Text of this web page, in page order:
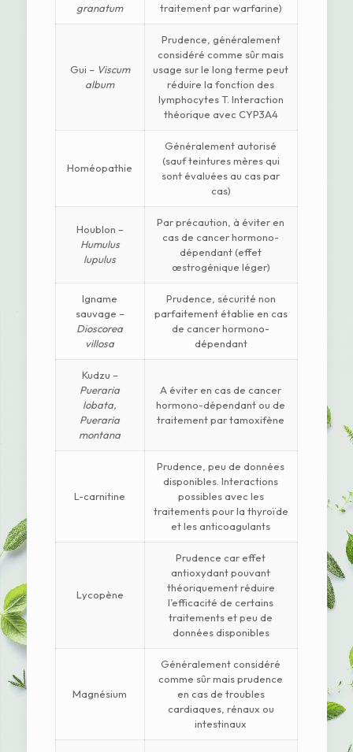
granatum
traitement par warfarine)
Gui – Viscum
album
Prudence, généralement
considéré comme sûr mais
usage sur le long terme peut
réduire la fonction des
lymphocytes T. Interaction
théorique avec CYP3A4
Homéopathie
Généralement autorisé
(sauf teintures mères qui
sont évaluées au cas par
cas)
Houblon –
Humulus
lupulus
Par précaution, à éviter en
cas de cancer hormono-
dépendant (effet
œstrogénique léger)
Igname
sauvage –
Dioscorea
villosa
Prudence, sécurité non
parfaitement établie en cas
de cancer hormono-
dépendant
Kudzu –
Pueraria
lobata,
Pueraria
montana
A éviter en cas de cancer
hormono-dépendant ou de
traitement par tamoxifène
L-carnitine
Prudence, peu de données
disponibles. Interactions
possibles avec les
traitements pour la thyroïde
et les anticoagulants
Lycopène
Prudence car effet
antioxydant pouvant
théoriquement réduire
l’efficacité de certains
traitements et peu de
données disponibles
Magnésium
Généralement considéré
comme sûr mais prudence
en cas de troubles
cardiaques, rénaux ou
intestinaux